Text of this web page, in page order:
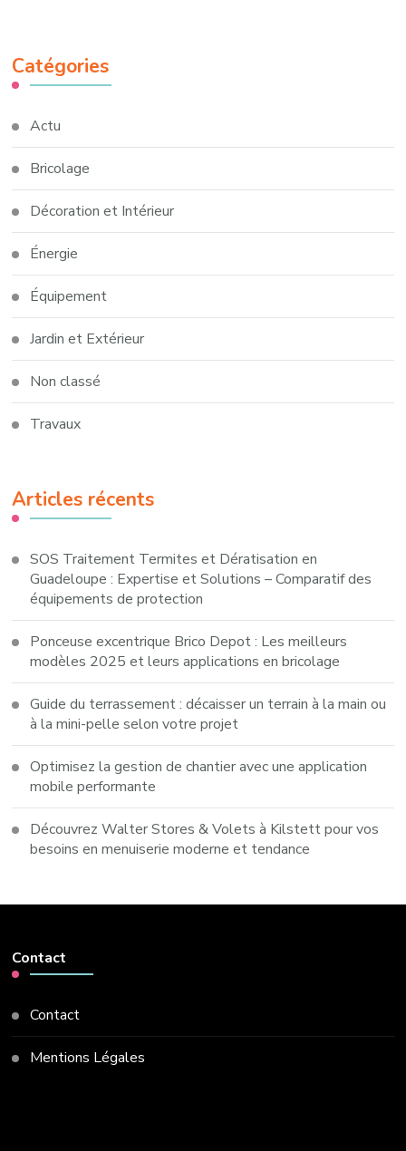
Catégories
Actu
Bricolage
Décoration et Intérieur
Énergie
Équipement
Jardin et Extérieur
Non classé
Travaux
Articles récents
SOS Traitement Termites et Dératisation en
Guadeloupe : Expertise et Solutions – Comparatif des
équipements de protection
Ponceuse excentrique Brico Depot : Les meilleurs
modèles 2025 et leurs applications en bricolage
Guide du terrassement : décaisser un terrain à la main ou
à la mini-pelle selon votre projet
Optimisez la gestion de chantier avec une application
mobile performante
Découvrez Walter Stores & Volets à Kilstett pour vos
besoins en menuiserie moderne et tendance
Contact
Contact
Mentions Légales